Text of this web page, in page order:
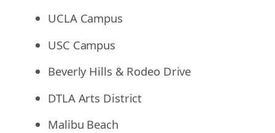
UCLA Campus
USC Campus
Beverly Hills & Rodeo Drive
DTLA Arts District
Malibu Beach